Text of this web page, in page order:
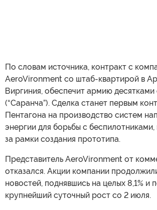
По словам источника, контракт с
AeroVironment со штаб-квартирой в
Виргиния, обеспечит армию
(“Саранча”). Сделка станет первым
Пентагона на производство систем
энергии для борьбы с
за рамки создания прототипа.
Представитель AeroVironment от
отказался. Акции компании
новостей, поднявшись на целых 8,1% и
крупнейший суточный рост со 2 июля.